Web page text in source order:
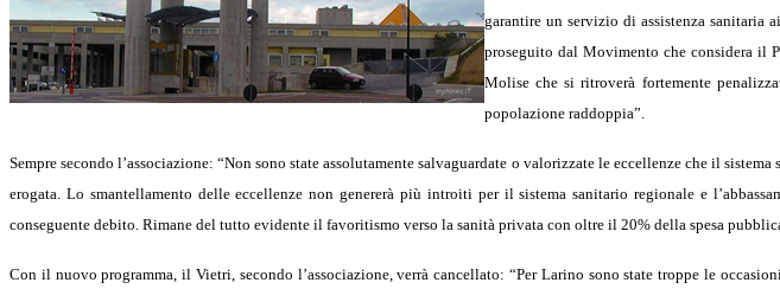
garantire un servizio di assistenza sanitaria
proseguito dal Movimento che considera il
Molise che si ritroverà fortemente
popolazione raddoppia”.
Sempre secondo l’associazione: “Non sono state assolutamente salvaguardate o valorizzate le eccellenze che il
erogata. Lo smantellamento delle eccellenze non genererà più introiti per il sistema sanitario regionale e
conseguente debito. Rimane del tutto evidente il favoritismo verso la sanità privata con oltre il 20% della spesa
Con il nuovo programma, il Vietri, secondo l’associazione, verrà cancellato: “Per Larino sono state troppe le